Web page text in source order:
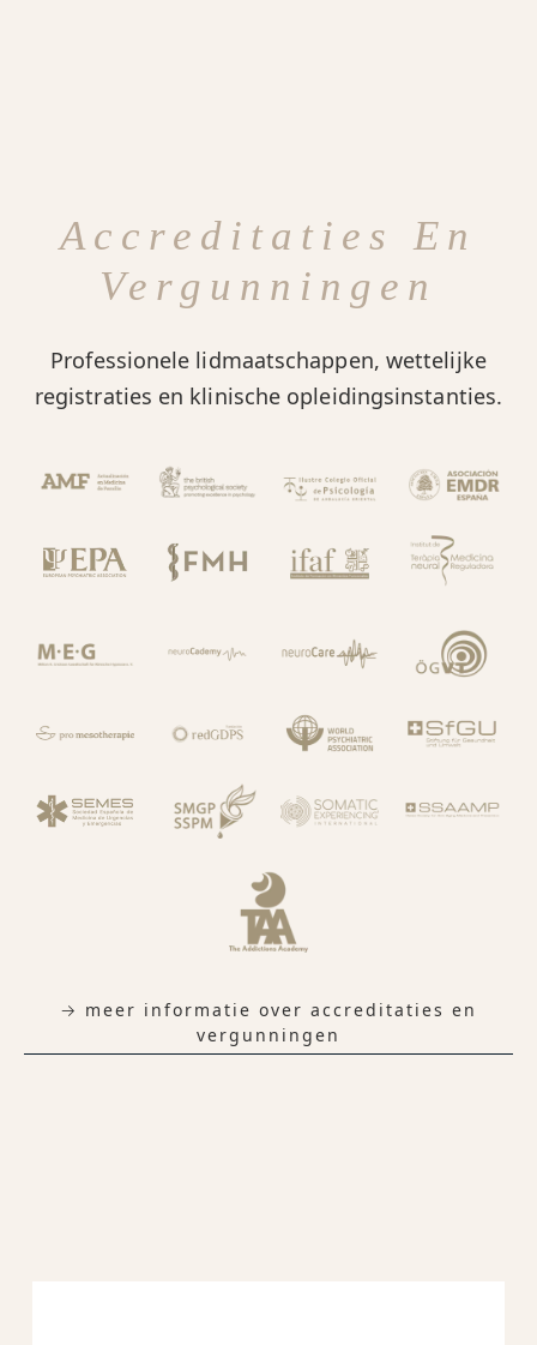
Accreditaties En
Vergunningen
Professionele lidmaatschappen, wettelijke
registraties en klinische opleidingsinstanties.
→ meer informatie over accreditaties en
vergunningen